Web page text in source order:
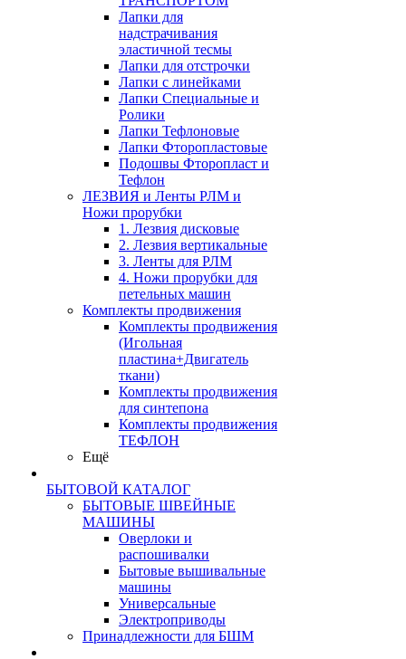
Лапки для
надстрачивания
эластичной тесмы
Лапки для отстрочки
Лапки с линейками
Лапки Специальные и
Ролики
Лапки Тефлоновые
Лапки Фторопластовые
Подошвы Фторопласт и
Тефлон
ЛЕЗВИЯ и Ленты РЛМ и
Ножи прорубки
1. Лезвия дисковые
2. Лезвия вертикальные
3. Ленты для РЛМ
4. Ножи прорубки для
петельных машин
Комплекты продвижения
Комплекты продвижения
(Игольная
пластина+Двигатель
ткани)
Комплекты продвижения
для синтепона
Комплекты продвижения
ТЕФЛОН
Ещё
БЫТОВОЙ КАТАЛОГ
БЫТОВЫЕ ШВЕЙНЫЕ
МАШИНЫ
Оверлоки и
распошивалки
Бытовые вышивальные
машины
Универсальные
Электроприводы
Принадлежности для БШМ